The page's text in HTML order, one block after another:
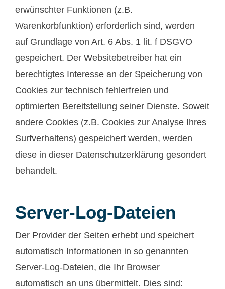
erwünschter Funktionen (z.B.
Warenkorbfunktion) erforderlich sind, werden
auf Grundlage von Art. 6 Abs. 1 lit. f DSGVO
gespeichert. Der Websitebetreiber hat ein
berechtigtes Interesse an der Speicherung von
Cookies zur technisch fehlerfreien und
optimierten Bereitstellung seiner Dienste. Soweit
andere Cookies (z.B. Cookies zur Analyse Ihres
Surfverhaltens) gespeichert werden, werden
diese in dieser Datenschutzerklärung gesondert
behandelt.
Server-Log-Dateien
Der Provider der Seiten erhebt und speichert
automatisch Informationen in so genannten
Server-Log-Dateien, die Ihr Browser
automatisch an uns übermittelt. Dies sind: